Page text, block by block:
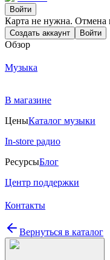
Войти
Карта не нужна. Отмена
Создать аккаунт Войти
Обзор
Музыка
В магазине
ЦеныКаталог музыки
In-store радио
РесурсыБлог
Центр поддержки
Контакты
Вернуться в каталог